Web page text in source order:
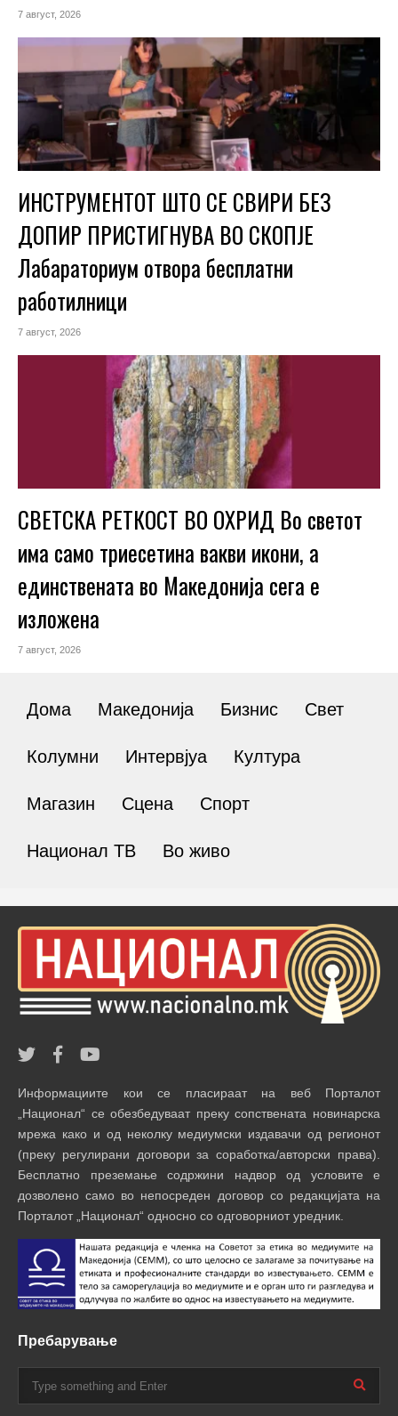
7 август, 2026
ИНСТРУМЕНТОТ ШТО СЕ СВИРИ БЕЗ
ДОПИР ПРИСТИГНУВА ВО СКОПЈЕ
Лабараториум отвора бесплатни
работилници
7 август, 2026
СВЕТСКА РЕТКОСТ ВО ОХРИД Во светот
има само триесетина вакви икони, а
единствената во Македонија сега е
изложена
7 август, 2026
Дома Македонија Бизнис Свет
Колумни Интервјуа Култура
Магазин Сцена Спорт
Национал ТВ Во живо
Информациите кои се пласираат на веб Порталот
„Национал“ се обезбедуваат преку сопствената новинарска
мрежа како и од неколку медиумски издавачи од регионот
(преку регулирани договори за соработка/авторски права).
Бесплатно преземање содржини надвор од условите е
дозволено само во непосреден договор со редакцијата на
Порталот „Национал“ односно со одговорниот уредник.
Пребарување